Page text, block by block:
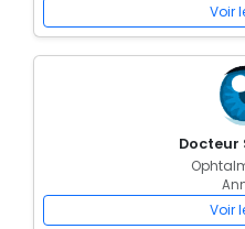
Voir
Docteur
Voir